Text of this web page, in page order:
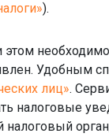
).
этом
Удобным
лиц».
налоговые